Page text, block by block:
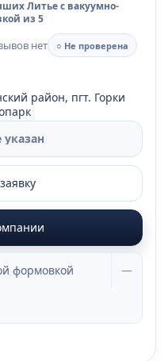
Литье с вакуумно-
из 5
нет
○ Не проверена
район, пгт. Горки
указан
формовкой —